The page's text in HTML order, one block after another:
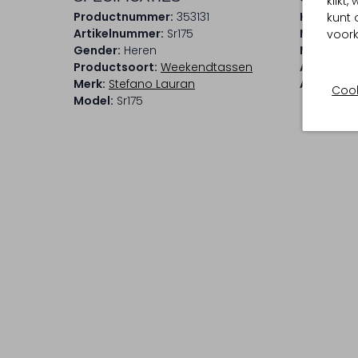
kunt
Productnummer: 353131
Artikelnummer: Sr175
Gender: Heren
Productsoort: Weekendtassen
Merk: Stefano Lauran
Model: Sr175
Kleur:
Materiaal